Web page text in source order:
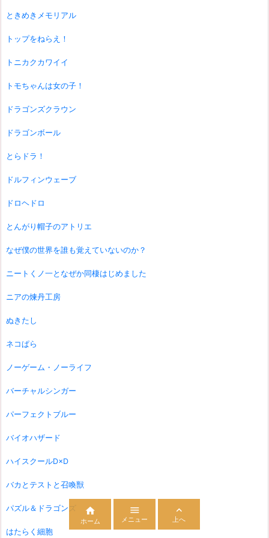
ときめきメモリアル
トップをねらえ！
トニカクカワイイ
トモちゃんは女の子！
ドラゴンズクラウン
ドラゴンボール
とらドラ！
ドルフィンウェーブ
ドロヘドロ
とんがり帽子のアトリエ
なぜ僕の世界を誰も覚えていないのか？
ニートくノ一となぜか同棲はじめました
ニアの煉丹工房
ぬきたし
ネコぱら
ノーゲーム・ノーライフ
バーチャルシンガー
パーフェクトブルー
バイオハザード
ハイスクールD×D
バカとテストと召喚獣
パズル＆ドラゴンズ
はたらく細胞

ホーム

メニュー

上へ